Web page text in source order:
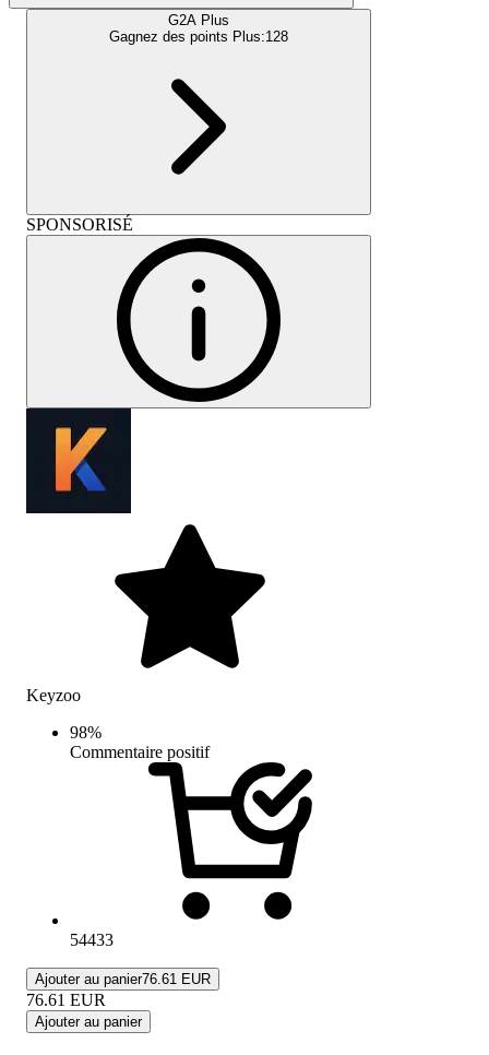
G2A Plus
Gagnez des points Plus:128
SPONSORISÉ
Keyzoo
98%
Commentaire positif
54433
Ajouter au panier76.61 EUR
76.61 EUR
Ajouter au panier